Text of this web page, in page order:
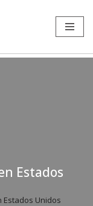
Estados
Estados Unidos